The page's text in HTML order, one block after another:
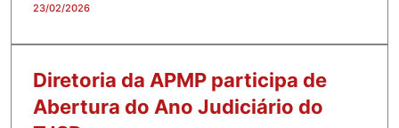
23/02/2026
Diretoria da APMP participa de
Abertura do Ano Judiciário do